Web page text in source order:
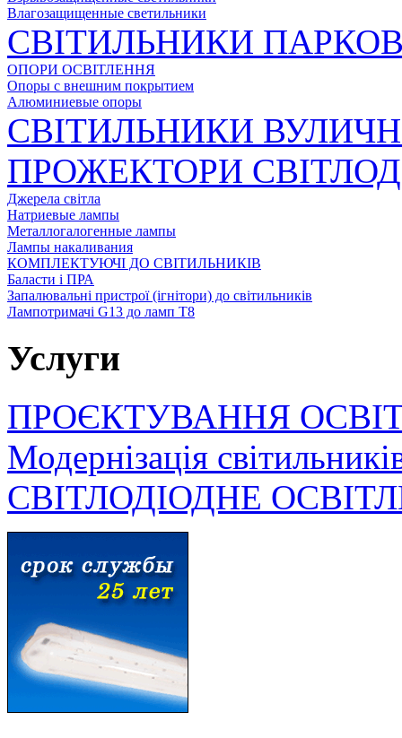
Влагозащищенные светильники
СВІТИЛЬНИКИ
ОПОРИ ОСВІТЛЕННЯ
Опоры с внешним покрытием
Алюминиевые опоры
СВІТИЛЬНИКИ
ПРОЖЕКТОРИ
Джерела світла
Натриевые лампы
Металлогалогенные лампы
Лампы накаливания
КОМПЛЕКТУЮЧІ ДО СВІТИЛЬНИКІВ
Баласти і ПРА
Запалювальні пристрої (ігнітори) до світильників
Лампотримачі G13 до ламп Т8
Услуги
ПРОЄКТУВАННЯ
Модернізація
СВІТЛОДІОДНЕ